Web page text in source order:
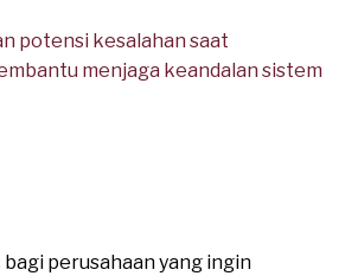
potensi kesalahan saat
menjaga keandalan sistem
perusahaan yang ingin